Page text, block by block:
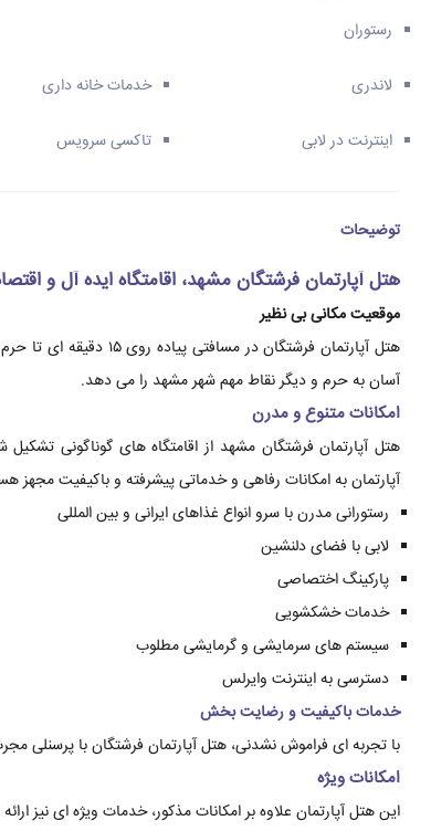
رستوران
لاندری خدمات خانه داری
اینترنت در لابی تاکسی سرویس
توضیحات
هتل آپارتمان فرشتگان مشهد، اقامتگاه ایده آل و
موقعیت مکانی بی نظیر
هتل آپارتمان
آسان به حرم و دیگر نقاط مهم شهر مشهد را می دهد.
امکانات متنوع و مدرن
هتل آپارتمان فرشتگان مشهد از اقامتگاه های گوناگونی
آپارتمان به امکانات رفاهی و خدماتی پیشرفته و باکیفیت مجهز
رستورانی مدرن با سرو انواع غذاهای ایرانی و بین المللی
لابی با فضای دلنشین
پارکینگ اختصاصی
خدمات خشکشویی
سیستم های سرمایشی و گرمایشی مطلوب
دسترسی به اینترنت وایرلس
خدمات باکیفیت و رضایت بخش
با تجربه ای فراموش نشدنی، هتل آپارتمان فرشتگان با
امکانات ویژه
این هتل آپارتمان علاوه بر امکانات مذکور، خدمات ویژه ای نیز